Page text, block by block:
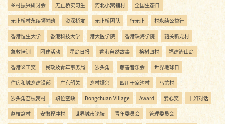
乡村振兴研讨会 无止桥实习生 河北小窝铺村 全国生态日
无止桥村永续领袖班 资深桥友 无止桥团队 行无止 村永续公益行
香港恒生大学 香港科技大学 港大医学院 香港珠海学院 韶关新龙村
急救培训 团建活动 星岛日报 香港自然故事 榕树凹村 福建嵛山岛
香港义工奖 民政及青年事务局 沙头角 慈善音乐会 世界地球日
住房和城乡建设部 广东韶关 乡村振兴 四川干家沟村 马岔村
沙头角荔枝窝村 职位空缺 Dongchuan Village Award 爱心奖 十如对话
荔枝窝村 安徽程冲村 世界城市论坛 青年委员会 管理委员会